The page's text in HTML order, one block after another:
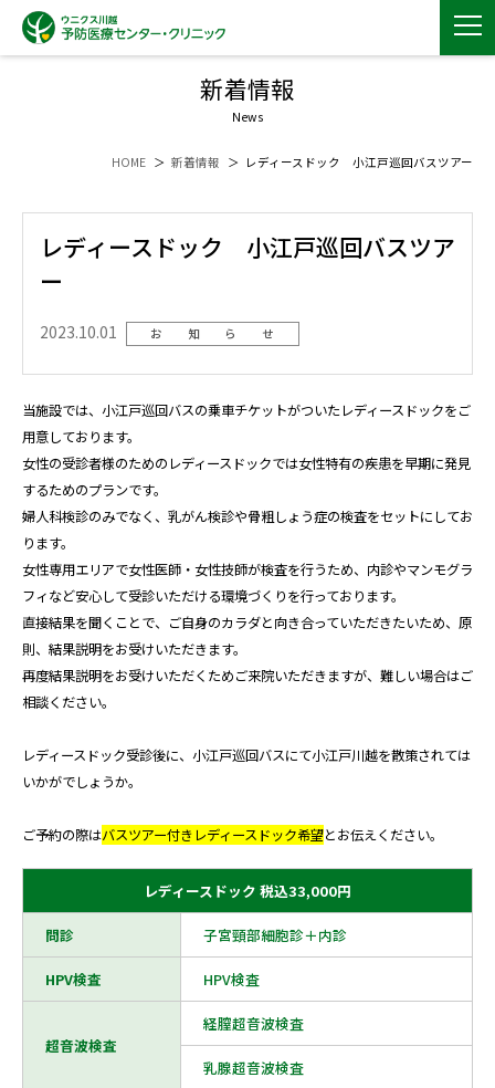
新着情報
News
HOME 新着情報 レディースドック 小江戸巡回バスツアー
レディースドック 小江戸巡回バスツア
ー
2023.10.01 お 知 ら せ
当施設では、小江戸巡回バスの乗車チケットがついたレディースドックをご
用意しております。
女性の受診者様のためのレディースドックでは女性特有の疾患を早期に発見
するためのプランです。
婦人科検診のみでなく、乳がん検診や骨粗しょう症の検査をセットにしてお
ります。
女性専用エリアで女性医師・女性技師が検査を行うため、内診やマンモグラ
フィなど安心して受診いただける環境づくりを行っております。
直接結果を聞くことで、ご自身のカラダと向き合っていただきたいため、原
則、結果説明をお受けいただきます。
再度結果説明をお受けいただくためご来院いただきますが、難しい場合はご
相談ください。
レディースドック受診後に、小江戸巡回バスにて小江戸川越を散策されては
いかがでしょうか。
ご予約の際はバスツアー付きレディースドック希望とお伝えください。
レディースドック 税込33,000円
問診 子宮頸部細胞診＋内診
HPV検査 HPV検査
超音波検査
経膣超音波検査
乳腺超音波検査